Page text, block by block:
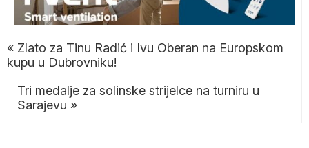
« Zlato za Tinu Radić i Ivu Oberan na Europskom
kupu u Dubrovniku!
Tri medalje za solinske strijelce na turniru u
Sarajevu »